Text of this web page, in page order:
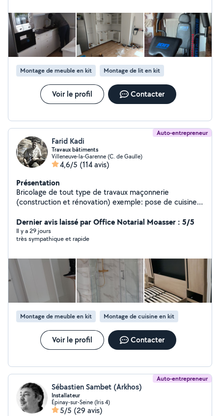
Montage de meuble en kit Montage de lit en kit
Voir le profil Contacter
Auto-entrepreneur
Farid Kadi
Travaux bâtiments
Villeneuve-la-Garenne (C. de Gaulle)
4,6/5 (114 avis)
Présentation
Bricolage de tout type de travaux maçonnerie
(construction et rénovation) exemple: pose de cuisine
placard, paroi de douche, vasque, tringle, suspension,
rénovation de salle de bain, carrelage,pose et
rénovation de parquet, peinture, pose de briques et
Dernier avis laissé par Office Notarial Moasser : 5/5
Il y a 29 jours
très sympathique et rapide
Montage de meuble en kit Montage de cuisine en kit
Voir le profil Contacter
Auto-entrepreneur
Sébastien Sambet (Arkhos)
Installateur
Épinay-sur-Seine (Iris 4)
5/5 (29 avis)